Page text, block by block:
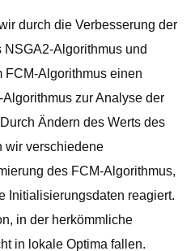
durch die Verbesserung der
NSGA2-Algorithmus und
FCM-Algorithmus einen
zur Analyse der
Ändern des Werts des
wir verschiedene
des FCM-Algorithmus,
Initialisierungsdaten reagiert.
in der herkömmliche
in lokale Optima fallen.